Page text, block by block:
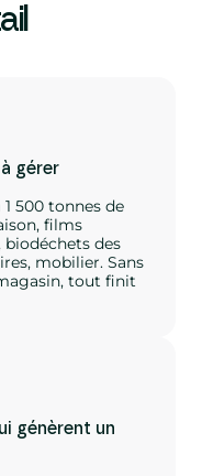
gérer
500 tonnes de
films
des
mobilier. Sans
tout finit
génèrent un